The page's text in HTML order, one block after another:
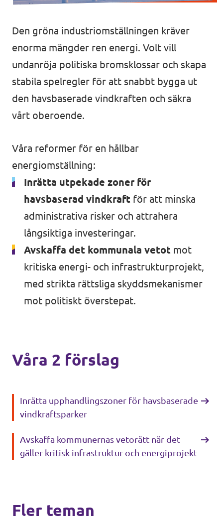
Volt Stockholm
Volt Göteborg
Volt Lund
Volt Kävlinge
Valet 2026
Voltkompassen – valkompassen med alla
partier
Donera till oss
Volontärmöjligheter i Europa
In English 🇬🇧
Våra stadgar
Den gröna industriomställningen kräver
enorma mängder ren energi. Volt vill
undanröja politiska bromsklossar och skapa
stabila spelregler för att snabbt bygga ut
den havsbaserade vindkraften och säkra
vårt oberoende.
Våra reformer för en hållbar
energiomställning:
Inrätta utpekade zoner för
havsbaserad vindkraft för att minska
administrativa risker och attrahera
långsiktiga investeringar.
Avskaffa det kommunala vetot mot
kritiska energi- och infrastrukturprojekt,
med strikta rättsliga skyddsmekanismer
mot politiskt överstepat.
Våra 2 förslag
Inrätta upphandlingszoner för havsbaserade
vindkraftsparker
Avskaffa kommunernas vetorätt när det
gäller kritisk infrastruktur och energiprojekt
Fler teman